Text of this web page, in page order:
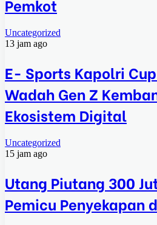
Pemkot
Uncategorized
13 jam ago
E- Sports Kapolri
Wadah Gen Z
Ekosistem Digital
Uncategorized
15 jam ago
Utang Piutang 300
Pemicu Penyekapan